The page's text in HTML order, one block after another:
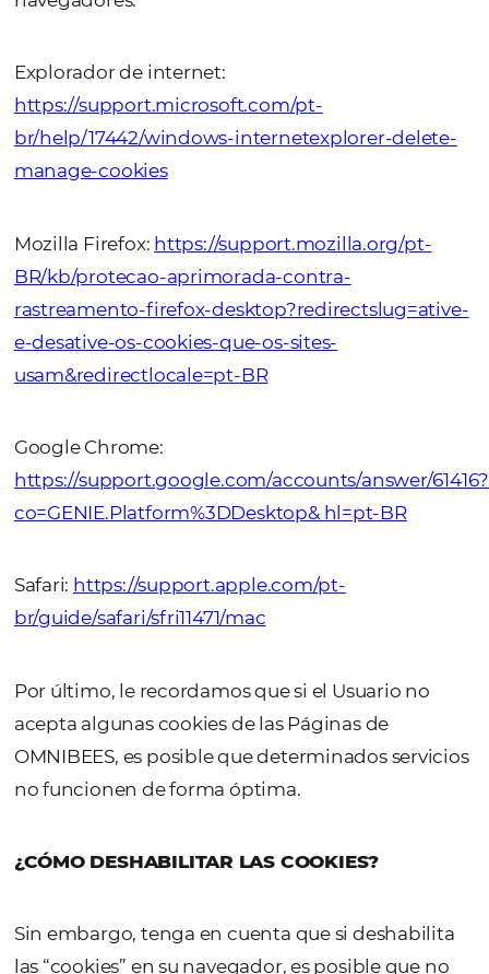
que el Usuario ha visitado y
OMNIBEES puede compartir
información con terceros,
Después de que el Usuario consienta el uso
cookies, al utilizar las Páginas de
OMNIBEES almacenará una cookie en su
dispositivo para recordar esto en la
En cualquier momento, el Usuario puede
eliminar las cookies de las Páginas de
mediante la configuración de su navegador
proceder con la gestión de cookies en los
navegadores:
https://support.microsoft.com/pt-
manage-cookies